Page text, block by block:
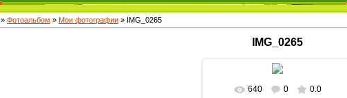
» Фотоальбом » Мои фотографии » IMG_0265
IMG_0265
В реальном размере
640 0 0.0